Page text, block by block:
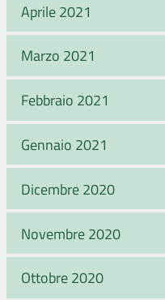
Aprile 2021
Marzo 2021
Febbraio 2021
Gennaio 2021
Dicembre 2020
Novembre 2020
Ottobre 2020